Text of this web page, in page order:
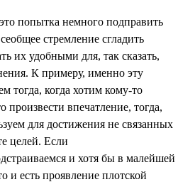
попытка немного подправить
стремление сгладить
их удобными для, так сказать,
К примеру, именно эту
тогда, когда хотим кому-то
произвести впечатление, тогда,
для достижения не связанных
целей. Если
и хотя бы в малейшей
и есть проявление плотской